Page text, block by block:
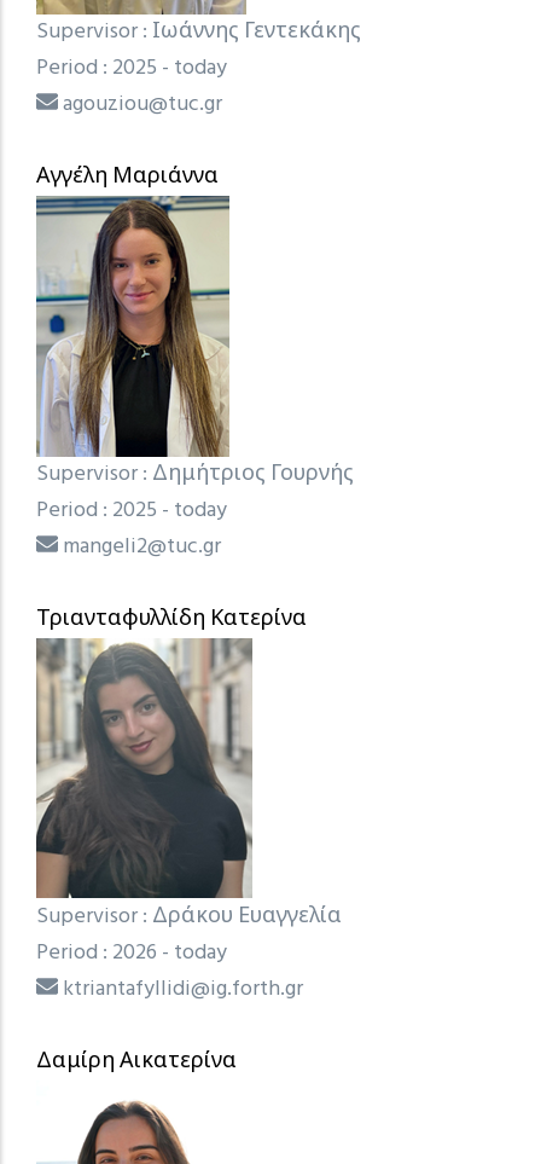
Supervisor : Ιωάννης Γεντεκάκης
Period : 2025 - today
agouziou@tuc.gr
Αγγέλη Μαριάννα
Supervisor : Δημήτριος Γουρνής
Period : 2025 - today
mangeli2@tuc.gr
Τριανταφυλλίδη Κατερίνα
Supervisor : Δράκου Ευαγγελία
Period : 2026 - today
ktriantafyllidi@ig.forth.gr
Δαμίρη Αικατερίνα